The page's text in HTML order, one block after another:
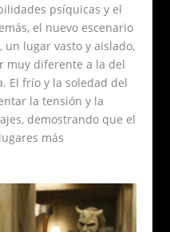
psíquicas y el
el nuevo escenario
lugar vasto y aislado,
muy diferente a la del
El frío y la soledad del
la tensión y la
demostrando que el
más